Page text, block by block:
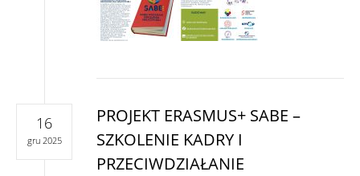
PROJEKT ERASMUS+ SABE –
SZKOLENIE KADRY I
PRZECIWDZIAŁANIE
16
gru 2025